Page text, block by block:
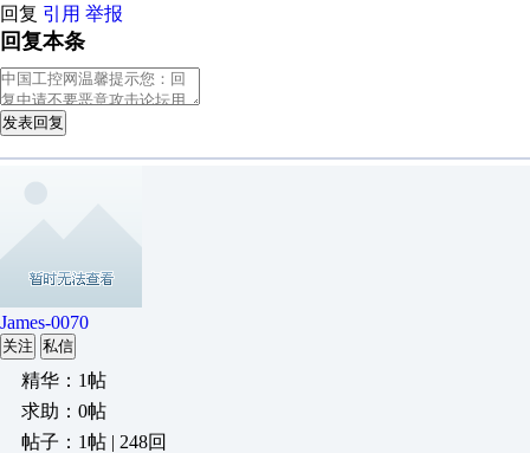
回复 引用 举报
回复本条
发表回复
James-0070
关注 私信
精华：1帖
求助：0帖
帖子：1帖 | 248回